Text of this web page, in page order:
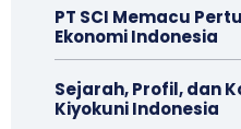
PT SCI Memacu
Ekonomi Indonesia
Sejarah, Profil, dan
Kiyokuni Indonesia